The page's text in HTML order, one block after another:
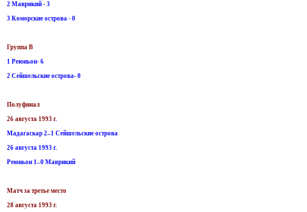
2 Маврикий - 3
3 Коморские острова - 0
Группа B
1 Реюньон- 6
2 Сейшельские острова- 0
Полуфинал
26 августа 1993 г.
Мадагаскар 2–1 Сейшельские острова
26 августа 1993 г.
Реюньон 1–0 Маврикий
Матч за третье место
28 августа 1993 г.